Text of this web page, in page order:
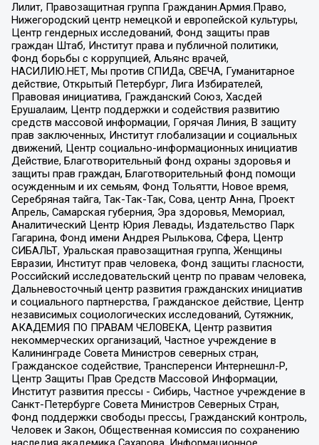
Лилит, Правозащитная группа Гражданин.Армия.Право,
Нижегородский центр немецкой и европейской культуры,
Центр гендерных исследований, Фонд защиты прав
граждан Штаб, Институт права и публичной политики,
Фонд борьбы с коррупцией, Альянс врачей,
НАСИЛИЮ.НЕТ, Мы против СПИДа, СВЕЧА, Гуманитарное
действие, Открытый Петербург, Лига Избирателей,
Правовая инициатива, Гражданский Союз, Хасдей
Ерушалаим, Центр поддержки и содействия развитию
средств массовой информации, Горячая Линия, В защиту
прав заключенных, Институт глобализации и социальных
движений, Центр социально-информационных инициатив
Действие, Благотворительный фонд охраны здоровья и
защиты прав граждан, Благотворительный фонд помощи
осужденным и их семьям, Фонд Тольятти, Новое время,
Серебряная тайга, Так-Так-Так, Сова, центр Анна, Проект
Апрель, Самарская губерния, Эра здоровья, Мемориал,
Аналитический Центр Юрия Левады, Издательство Парк
Гагарина, Фонд имени Андрея Рылькова, Сфера, Центр
СИБАЛЬТ, Уральская правозащитная группа, Женщины
Евразии, Институт прав человека, Фонд защиты гласности,
Российский исследовательский центр по правам человека,
Дальневосточный центр развития гражданских инициатив
и социального партнерства, Гражданское действие, Центр
независимых социологических исследований, Сутяжник,
АКАДЕМИЯ ПО ПРАВАМ ЧЕЛОВЕКА, Центр развития
некоммерческих организаций, Частное учреждение в
Калининграде Совета Министров северных стран,
Гражданское содействие, Трансперенси Интернешнл-Р,
Центр Защиты Прав Средств Массовой Информации,
Институт развития прессы - Сибирь, Частное учреждение в
Санкт-Петербурге Совета Министров Северных Стран,
Фонд поддержки свободы прессы, Гражданский контроль,
Человек и Закон, Общественная комиссия по сохранению